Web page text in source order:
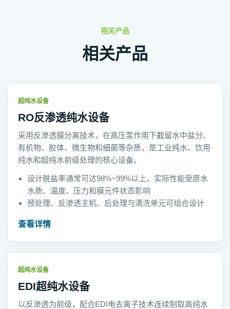
相关产品
相关产品
超纯水设备
RO反渗透纯水设备
采用反渗透膜分离技术，在高压泵作用下截留水中盐分、
有机物、胶体、微生物和细菌等杂质，是工业纯水、饮用
纯水和超纯水前级处理的核心设备。
设计脱盐率通常可达98%~99%以上，实际性能受原水
水质、温度、压力和膜元件状态影响
预处理、反渗透主机、后处理与清洗单元可组合设计
查看详情
超纯水设备
EDI超纯水设备
以反渗透为前级，配合EDI电去离子技术连续制取高纯水